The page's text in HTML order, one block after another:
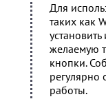
Для
таких как
желаемую
кнопки.
регулярно
работы.